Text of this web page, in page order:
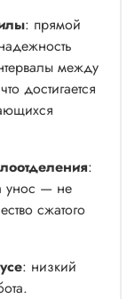
: прямой
между
достигается
:
унос — не
сжатого
: низкий